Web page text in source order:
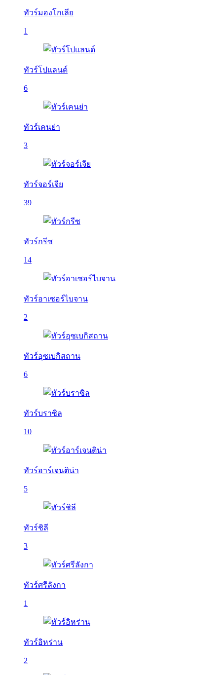
ทัวร์มองโกเลีย
1
ทัวร์โปแลนด์
6
ทัวร์เคนย่า
3
ทัวร์จอร์เจีย
39
ทัวร์กรีซ
14
ทัวร์อาเซอร์ไบจาน
2
ทัวร์อุซเบกิสถาน
6
ทัวร์บราซิล
10
ทัวร์อาร์เจนติน่า
5
ทัวร์ชิลี
3
ทัวร์ศรีลังกา
1
ทัวร์อิหร่าน
2